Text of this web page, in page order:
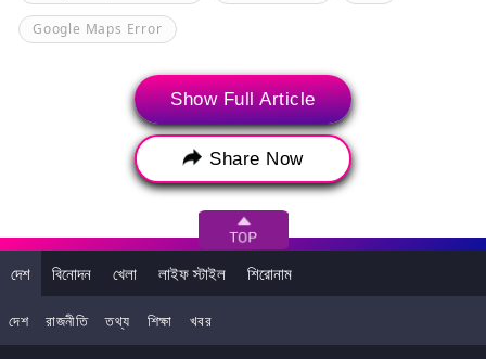
Google Maps Error
Show Full Article
Share Now
দেশ বিনোদন খেলা লাইফ স্টাইল শিরোনাম
দেশ রাজনীতি তথ্য শিক্ষা খবর